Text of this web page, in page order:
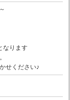
なります
せください♪